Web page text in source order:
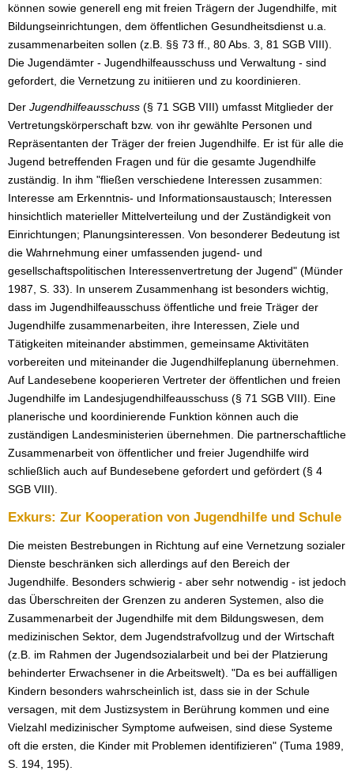
können sowie generell eng mit freien Trägern der Jugendhilfe, mit
Bildungseinrichtungen, dem öffentlichen Gesundheitsdienst u.a.
zusammenarbeiten sollen (z.B. §§ 73 ff., 80 Abs. 3, 81 SGB VIII).
Die Jugendämter - Jugendhilfeausschuss und Verwaltung - sind
gefordert, die Vernetzung zu initiieren und zu koordinieren.
Der Jugendhilfeausschuss (§ 71 SGB VIII) umfasst Mitglieder der
Vertretungskörperschaft bzw. von ihr gewählte Personen und
Repräsentanten der Träger der freien Jugendhilfe. Er ist für alle die
Jugend betreffenden Fragen und für die gesamte Jugendhilfe
zuständig. In ihm "fließen verschiedene Interessen zusammen:
Interesse am Erkenntnis- und Informationsaustausch; Interessen
hinsichtlich materieller Mittelverteilung und der Zuständigkeit von
Einrichtungen; Planungsinteressen. Von besonderer Bedeutung ist
die Wahrnehmung einer umfassenden jugend- und
gesellschaftspolitischen Interessenvertretung der Jugend" (Münder
1987, S. 33). In unserem Zusammenhang ist besonders wichtig,
dass im Jugendhilfeausschuss öffentliche und freie Träger der
Jugendhilfe zusammenarbeiten, ihre Interessen, Ziele und
Tätigkeiten miteinander abstimmen, gemeinsame Aktivitäten
vorbereiten und miteinander die Jugendhilfeplanung übernehmen.
Auf Landesebene kooperieren Vertreter der öffentlichen und freien
Jugendhilfe im Landesjugendhilfeausschuss (§ 71 SGB VIII). Eine
planerische und koordinierende Funktion können auch die
zuständigen Landesministerien übernehmen. Die partnerschaftliche
Zusammenarbeit von öffentlicher und freier Jugendhilfe wird
schließlich auch auf Bundesebene gefordert und gefördert (§ 4
SGB VIII).
Exkurs: Zur Kooperation von Jugendhilfe und Schule
Die meisten Bestrebungen in Richtung auf eine Vernetzung sozialer
Dienste beschränken sich allerdings auf den Bereich der
Jugendhilfe. Besonders schwierig - aber sehr notwendig - ist jedoch
das Überschreiten der Grenzen zu anderen Systemen, also die
Zusammenarbeit der Jugendhilfe mit dem Bildungswesen, dem
medizinischen Sektor, dem Jugendstrafvollzug und der Wirtschaft
(z.B. im Rahmen der Jugendsozialarbeit und bei der Platzierung
behinderter Erwachsener in die Arbeitswelt). "Da es bei auffälligen
Kindern besonders wahrscheinlich ist, dass sie in der Schule
versagen, mit dem Justizsystem in Berührung kommen und eine
Vielzahl medizinischer Symptome aufweisen, sind diese Systeme
oft die ersten, die Kinder mit Problemen identifizieren" (Tuma 1989,
S. 194, 195).